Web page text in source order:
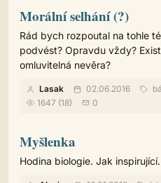
Morální selhání (?)
Rád bych rozpoutal na tohle
podvést? Opravdu vždy?
omluvitelná nevěra?
Lasak 02.06.2016
1647 (18)
0
Myšlenka
Hodina biologie. Jak